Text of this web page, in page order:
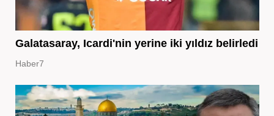
Galatasaray, Icardi'nin yerine iki yıldız belirledi
Haber7